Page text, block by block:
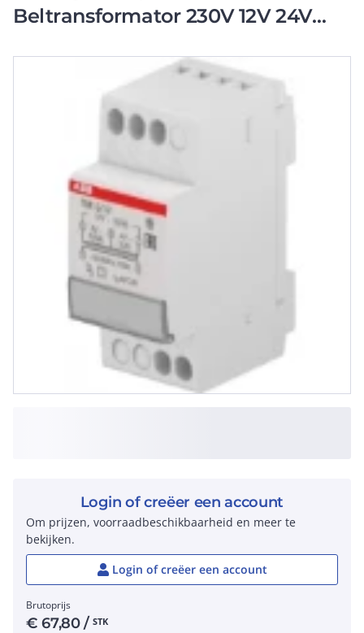
Beltransformator 230V 12V 24V
Login of creëer een account
Om prijzen, voorraadbeschikbaarheid en meer te
bekijken.
Login of creëer een account
Brutoprijs
€67,80/ STK